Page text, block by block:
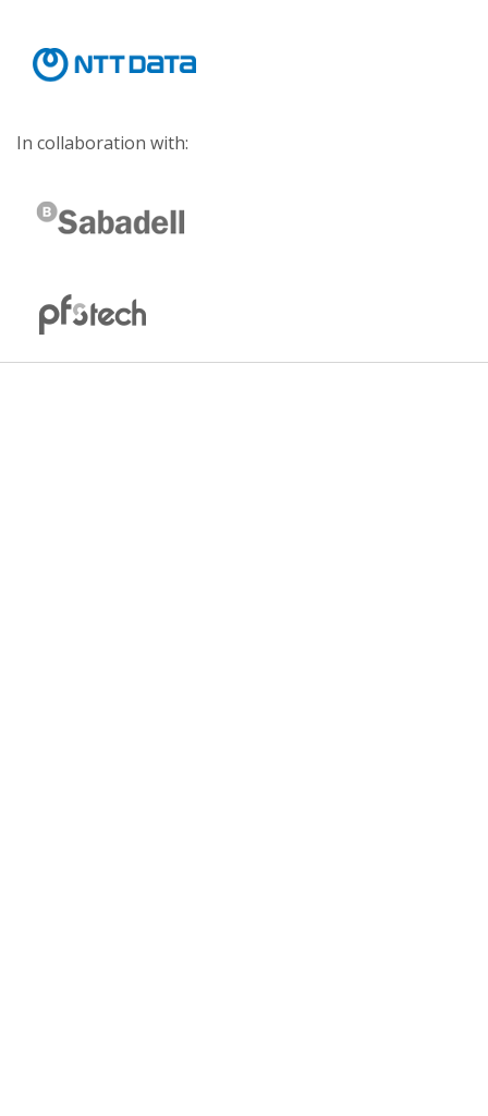
In collaboration with: